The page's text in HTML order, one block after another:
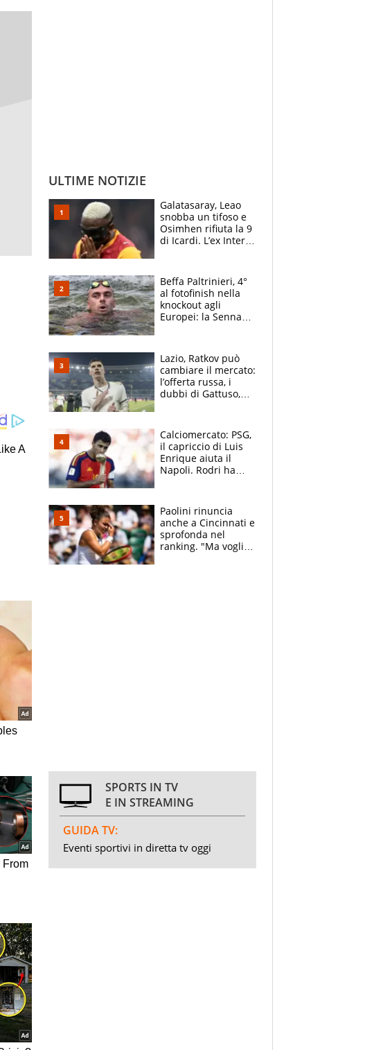
ULTIME NOTIZIE
Galatasaray, Leao
snobba un tifoso e
Osimhen rifiuta la 9
di Icardi. L’ex Inter
Beffa Paltrinieri, 4°
al fotofinish nella
knockout agli
Europei: la Senna
Lazio, Ratkov può
cambiare il mercato:
l’offerta russa, i
dubbi di Gattuso,
Calciomercato: PSG,
il capriccio di Luis
Enrique aiuta il
Napoli. Rodri ha
Fernandez
Paolini rinuncia
anche a Cincinnati e
sprofonda nel
ranking. "Ma voglio
SPORTS IN TV
E IN STREAMING
GUIDA TV:
Eventi sportivi in diretta tv oggi